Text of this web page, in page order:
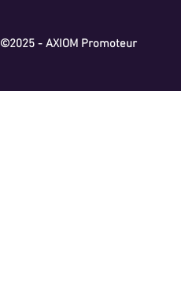
©2025 - AXIOM Promoteur